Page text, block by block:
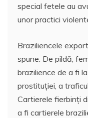
special fetele au
unor practici
Braziliencele
spune. De pildă,
brazilience de a fi
prostituţiei, a
Cartierele fierbinţi
a fi cartierele